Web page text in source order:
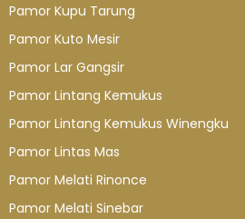
Pamor Kupu Tarung
Pamor Kuto Mesir
Pamor Lar Gangsir
Pamor Lintang Kemukus
Pamor Lintang Kemukus Winengku
Pamor Lintas Mas
Pamor Melati Rinonce
Pamor Melati Sinebar